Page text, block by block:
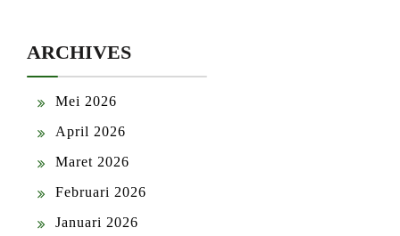
ARCHIVES
Mei 2026
April 2026
Maret 2026
Februari 2026
Januari 2026